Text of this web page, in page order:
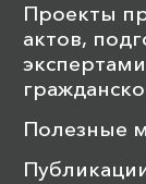
Проекты
актов,
экспертами
Полезные